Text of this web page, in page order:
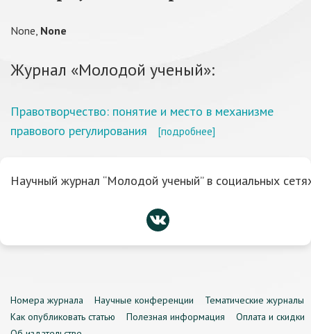
None, None
Журнал «Молодой ученый»:
Правотворчество: понятие и место в механизме
правового регулирования
[подробнее]
Научный журнал “Молодой ученый” в социальных
Номера журнала Научные конференции
Тематические журналы
Как опубликовать статью
Полезная информация
Оплата и скидки